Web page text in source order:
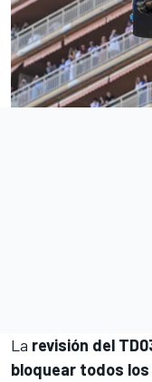
La revisión del
bloquear todos